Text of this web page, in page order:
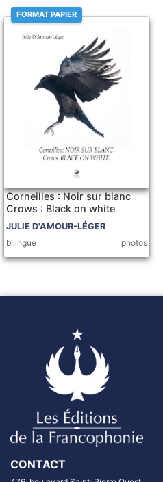
FORMAT PAPIER
Corneilles : Noir sur blanc
Crows : Black on white
JULIE D'AMOUR-LÉGER
bilingue
photos
CONTACT